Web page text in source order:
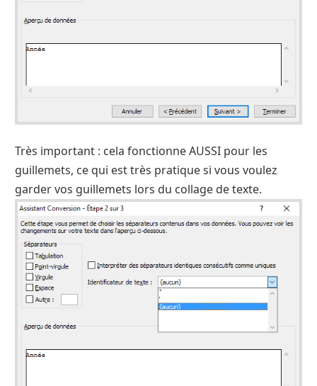
Très important : cela fonctionne AUSSI pour les
guillemets, ce qui est très pratique si vous voulez
garder vos guillemets lors du collage de texte.